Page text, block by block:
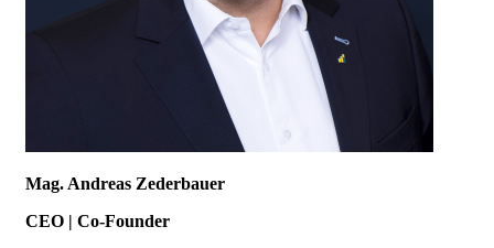
Mag. Andreas Zederbauer
CEO | Co-Founder